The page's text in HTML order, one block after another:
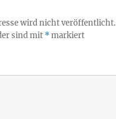
wird nicht veröffentlicht.
sind mit *markiert